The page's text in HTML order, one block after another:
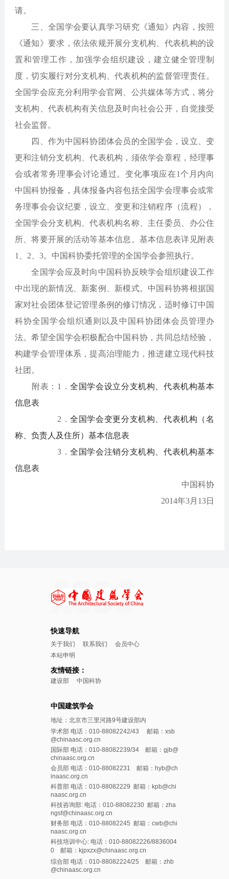
请。
三、全国学会要认真学习研究《通知》内容，按照
《通知》要求，依法依规开展分支机构、代表机构的设
置和管理工作，加强学会组织建设，建立健全管理制
度，切实履行对分支机构、代表机构的监督管理责任。
全国学会应充分利用学会官网、公共媒体等方式，将分
支机构、代表机构有关信息及时向社会公开，自觉接受
社会监督。
四、作为中国科协团体会员的全国学会，设立、变
更和注销分支机构、代表机构，须依学会章程，经理事
会或者常务理事会讨论通过。变化事项应在1个月内向
中国科协报备，具体报备内容包括全国学会理事会或常
务理事会会议纪要，设立、变更和注销程序（流程），
全国学会分支机构、代表机构名称、主任委员、办公住
所、将要开展的活动等基本信息。基本信息表详见附表
1、2、3。中国科协委托管理的全国学会参照执行。
全国学会应及时向中国科协反映学会组织建设工作
中出现的新情况、新案例、新模式。中国科协将根据国
家对社会团体登记管理条例的修订情况，适时修订中国
科协全国学会组织通则以及中国科协团体会员管理办
法。希望全国学会积极配合中国科协，共同总结经验，
构建学会管理体系，提高治理能力，推进建立现代科技
社团。
附表：1．全国学会设立分支机构、代表机构基本
信息表
2．全国学会变更分支机构、代表机构（名
称、负责人及住所）基本信息表
3．全国学会注销分支机构、代表机构基本
信息表
中国科协
2014年3月13日
快速导航
关于我们 联系我们
会员中心
本站申明
友情链接：
建设部 中国科协
中国建筑学会
地址：北京市三里河路9号建设部内
学术部 电话：010-88082242/43 邮箱：xsb
@chinaasc.org.cn
国际部 电话：010-88082239/34 邮箱：gjb@
chinaasc.org.cn
会员部 电话：010-88082231 邮箱：hyb@ch
inaasc.org.cn
科普部 电话：010-88082229 邮箱：kpb@chi
naasc.org.cn
科技咨询部: 电话：010-88082230 邮箱：zha
ngsf@chinaasc.org.cn
财务部 电话：010-88082245 邮箱：cwb@chi
naasc.org.cn
科技培训中心: 电话：010-88082226/8836004
0 邮箱：kjpxzx@chinaasc.org.cn
综合部 电话：010-88082224/25 邮箱：zhb
@chinaasc.org.cn